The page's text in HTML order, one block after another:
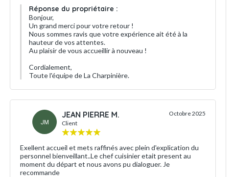
Réponse du propriétaire :
Bonjour,
Un grand merci pour votre retour !
Nous sommes ravis que votre expérience ait été à la
hauteur de vos attentes.
Au plaisir de vous accueillir à nouveau !
Cordialement,
Toute l'équipe de La Charpinière.
JM
JEAN PIERRE M.
Client
Octobre 2025
Exellent accueil et mets raffinés avec plein d'explication du
personnel bienveillant..Le chef cuisinier etait present au
moment du départ et nous avons pu dialoguer. Je
recommande